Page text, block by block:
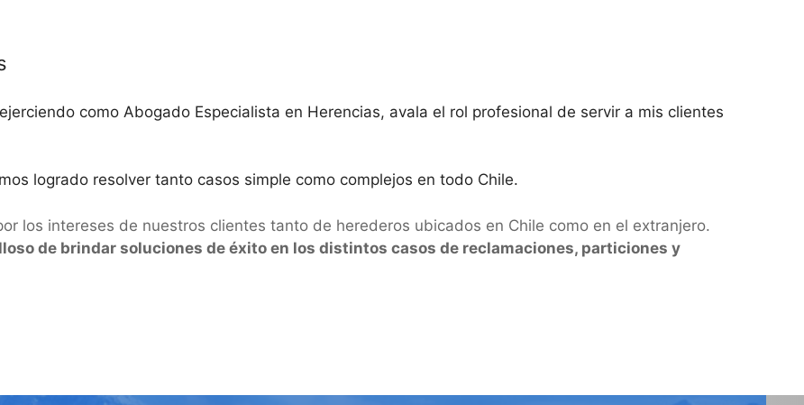
como Abogado Especialista en Herencias, avala el rol profesional de servir a mis clientes
logrado resolver tanto casos simple como complejos en todo Chile.
los intereses de nuestros clientes tanto de herederos ubicados en Chile como en el extranjero.
de brindar soluciones de éxito en los distintos casos de reclamaciones, particiones y